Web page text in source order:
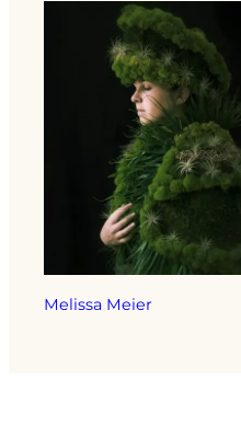
Melissa Meier